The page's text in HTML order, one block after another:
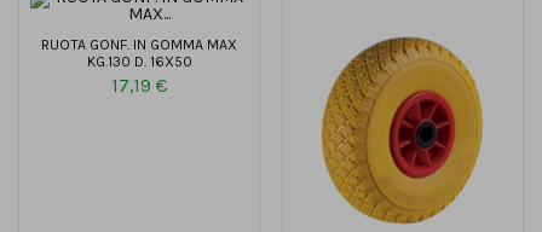
RUOTA GONF. IN GOMMA MAX
KG.130 D. 16X50
17,19 €